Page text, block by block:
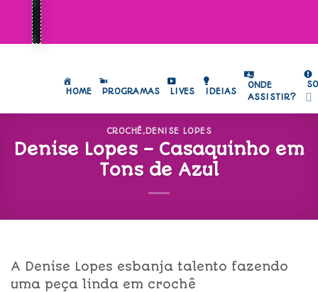
HOME PROGRAMAS LIVES IDEIAS
ONDE
ASSISTIR?
CROCHÊ,DENISE LOPES
Denise Lopes – Casaquinho em
Tons de Azul
A Denise Lopes esbanja talento fazendo
uma peça linda em crochê